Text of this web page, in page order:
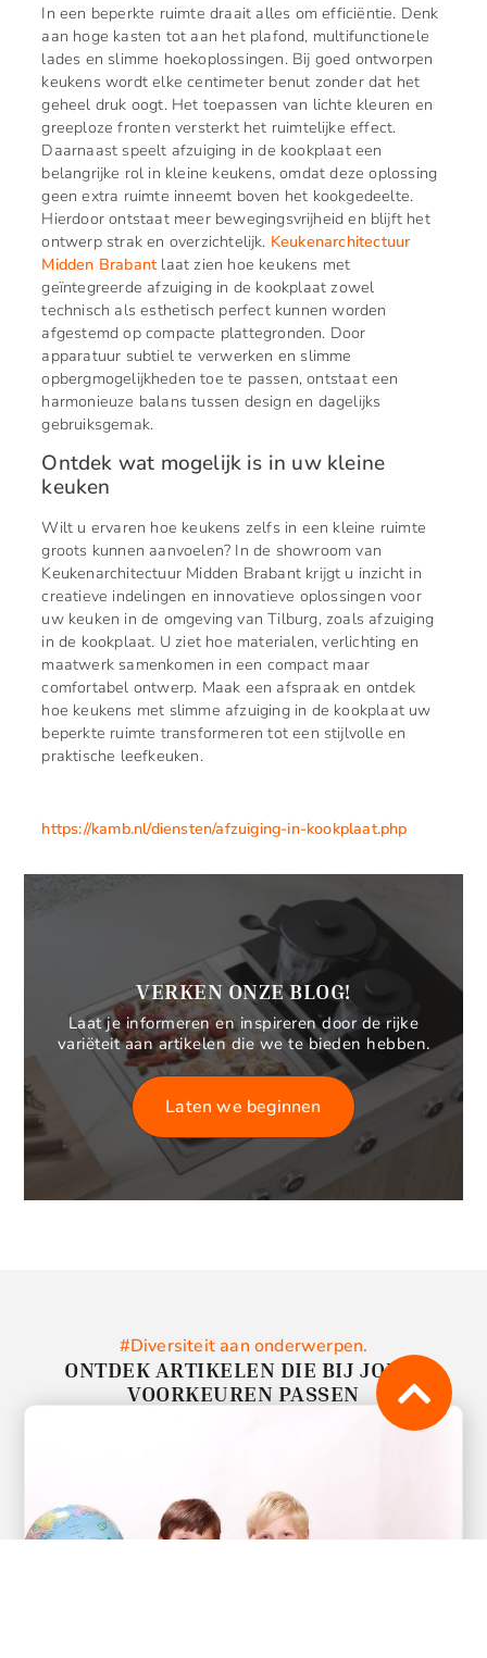
In een beperkte ruimte draait alles om efficiëntie. Denk
aan hoge kasten tot aan het plafond, multifunctionele
lades en slimme hoekoplossingen. Bij goed ontworpen
keukens wordt elke centimeter benut zonder dat het
geheel druk oogt. Het toepassen van lichte kleuren en
greeploze fronten versterkt het ruimtelijke effect.
Daarnaast speelt afzuiging in de kookplaat een
belangrijke rol in kleine keukens, omdat deze oplossing
geen extra ruimte inneemt boven het kookgedeelte.
Hierdoor ontstaat meer bewegingsvrijheid en blijft het
ontwerp strak en overzichtelijk. Keukenarchitectuur
Midden Brabantlaat zien hoe keukens met
geïntegreerde afzuiging in de kookplaat zowel
technisch als esthetisch perfect kunnen worden
afgestemd op compacte plattegronden. Door
apparatuur subtiel te verwerken en slimme
opbergmogelijkheden toe te passen, ontstaat een
harmonieuze balans tussen design en dagelijks
gebruiksgemak.
Ontdek wat mogelijk is in uw kleine
keuken
Wilt u ervaren hoe keukens zelfs in een kleine ruimte
groots kunnen aanvoelen? In de showroom van
Keukenarchitectuur Midden Brabant krijgt u inzicht in
creatieve indelingen en innovatieve oplossingen voor
uw keuken in de omgeving van Tilburg, zoals afzuiging
in de kookplaat. U ziet hoe materialen, verlichting en
maatwerk samenkomen in een compact maar
comfortabel ontwerp. Maak een afspraak en ontdek
hoe keukens met slimme afzuiging in de kookplaat uw
beperkte ruimte transformeren tot een stijlvolle en
praktische leefkeuken.
https://kamb.nl/diensten/afzuiging-in-kookplaat.php
VERKEN ONZE BLOG!
Laat je informeren en inspireren door de rijke
variëteit aan artikelen die we te bieden hebben.
Laten we beginnen
#Diversiteit aan onderwerpen.
ONTDEK ARTIKELEN DIE BIJ JOUW
VOORKEUREN PASSEN